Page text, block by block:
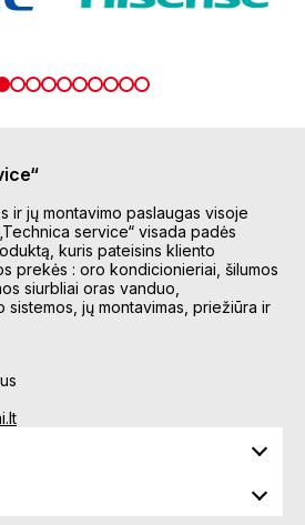
ir jų montavimo paslaugas visoje
service“ visada padės
kuris pateisins kliento
prekės : oro kondicionieriai, šilumos
siurbliai oras vanduo,
jų montavimas, priežiūra ir